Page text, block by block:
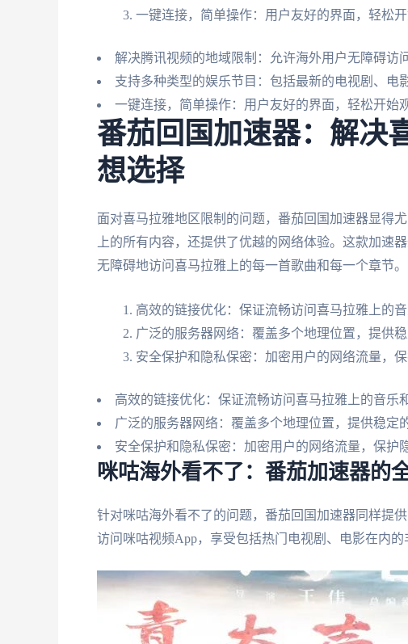
一键连接，简单操作：用户友好的界面，轻松开
解决腾讯视频的地域限制：允许海外用户无障碍访
支持多种类型的娱乐节目：包括最新的电视剧、电
一键连接，简单操作：用户友好的界面，轻松开始
番茄回国加速器：解决
想选择
面对喜马拉雅地区限制的问题，番茄回国加速器显得
上的所有内容，还提供了优越的网络体验。这款加速
无障碍地访问喜马拉雅上的每一首歌曲和每一个章节。
高效的链接优化：保证流畅访问喜马拉雅上的音
广泛的服务器网络：覆盖多个地理位置，提供稳
安全保护和隐私保密：加密用户的网络流量，保
高效的链接优化：保证流畅访问喜马拉雅上的音乐
广泛的服务器网络：覆盖多个地理位置，提供稳定
安全保护和隐私保密：加密用户的网络流量，保护
咪咕海外看不了：番茄加速器的
针对咪咕海外看不了的问题，番茄回国加速器同样提
访问咪咕视频App，享受包括热门电视剧、电影在内的